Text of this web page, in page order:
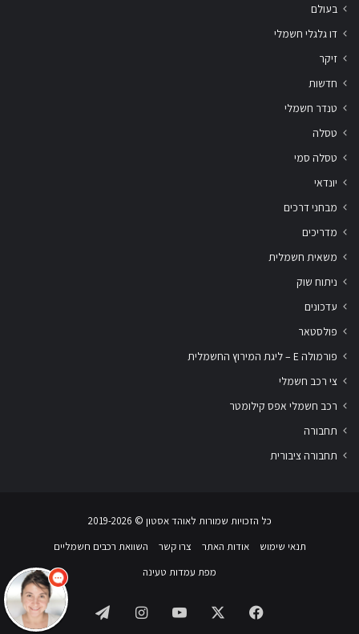
בעולם
דו גלגלי חשמלי
זיקר
חדשות
טנדר חשמלי
טסלה
טסלה סמי
יונדאי
מבחני דרכים
מדריכים
משאית חשמלית
ניתוח שוק
עדכונים
פולסטאר
פורמולה E – ליגת המירוץ החשמלית
צי רכב חשמלי
רכב חשמלי אפס קילומטר
תחבורה
תחבורה ציבורית
כל הזכויות שמורות לאוהד אסטון ‏© 2019-2026
תנאי שימוש
אודות האתר צרו קשר
השוואת רכבים חשמליים
מפת עמדות טעינה
Facebook
YouTube
Instagram
Telegram
צריך עזרה? התחל